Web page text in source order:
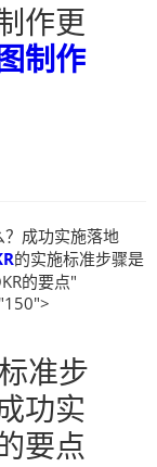
作更
制作
成功实施落地
的实施标准步骤是
的要点"
准步
功实
要点